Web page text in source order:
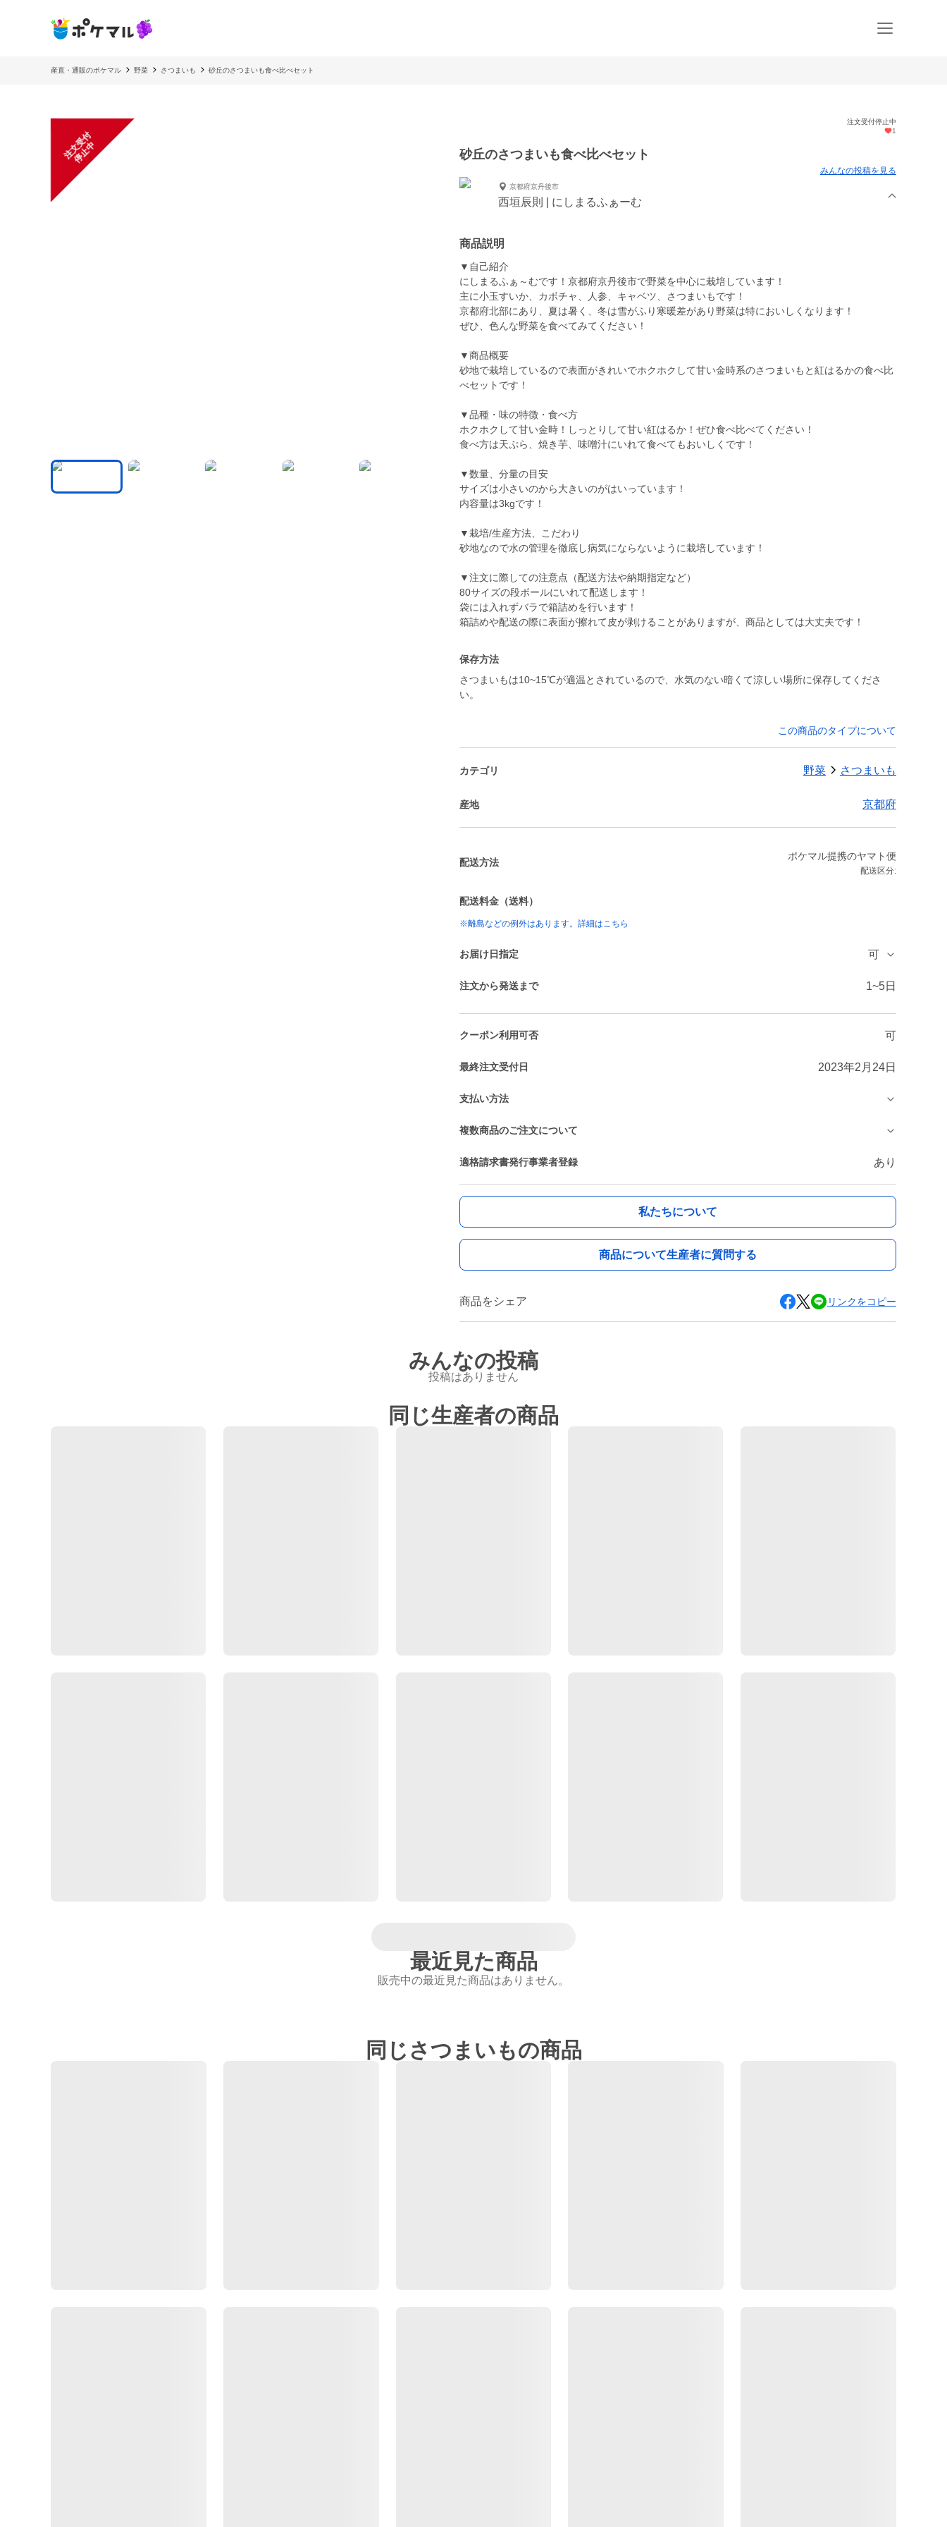
産直・通販のポケマル 野菜 さつまいも 砂丘のさつまいも食べ比べセット
注
文
受
付
停
止
中
注文受付停止中
1
砂丘のさつまいも食べ比べセット
みんなの投稿を見る
京都府京丹後市
西垣辰則 | にしまるふぁーむ
商品説明
▼自己紹介
にしまるふぁ～むです！京都府京丹後市で野菜を中心に栽培しています！
主に小玉すいか、カボチャ、人参、キャベツ、さつまいもです！
京都府北部にあり、夏は暑く、冬は雪がふり寒暖差があり野菜は特においしくなります！
ぜひ、色んな野菜を食べてみてください！
▼商品概要
砂地で栽培しているので表面がきれいでホクホクして甘い金時系のさつまいもと紅はるかの食べ比
べセットです！
▼品種・味の特徴・食べ方
ホクホクして甘い金時！しっとりして甘い紅はるか！ぜひ食べ比べてください！
食べ方は天ぷら、焼き芋、味噌汁にいれて食べてもおいしくです！
▼数量、分量の目安
サイズは小さいのから大きいのがはいっています！
内容量は3kgです！
▼栽培/生産方法、こだわり
砂地なので水の管理を徹底し病気にならないように栽培しています！
▼注文に際しての注意点（配送方法や納期指定など）
80サイズの段ボールにいれて配送します！
袋には入れずバラで箱詰めを行います！
保存方法
さつまいもは10~15℃が適温とされているので、水気のない暗くて涼しい場所に保存してくださ
い。
この商品のタイプについて
カテゴリ 野菜 さつまいも
産地 京都府
配送方法
ポケマル提携のヤマト便
配送区分:
配送料金（送料）
※離島などの例外はあります。詳細はこちら
お届け日指定 可
注文から発送まで 1~5日
クーポン利用可否 可
最終注文受付日 2023年2月24日
支払い方法
複数商品のご注文について
適格請求書発行事業者登録 あり
私たちについて
商品について生産者に質問する
商品をシェア リンクをコピー
みんなの投稿
投稿はありません
同じ生産者の商品
最近見た商品
販売中の最近見た商品はありません。
同じさつまいもの商品